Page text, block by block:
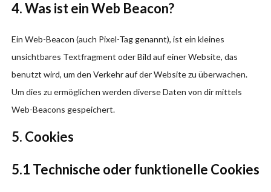
4. Was ist ein Web Beacon?
Ein Web-Beacon (auch Pixel-Tag genannt), ist ein kleines
unsichtbares Textfragment oder Bild auf einer Website, das
benutzt wird, um den Verkehr auf der Website zu überwachen.
Um dies zu ermöglichen werden diverse Daten von dir mittels
Web-Beacons gespeichert.
5. Cookies
5.1 Technische oder funktionelle Cookies